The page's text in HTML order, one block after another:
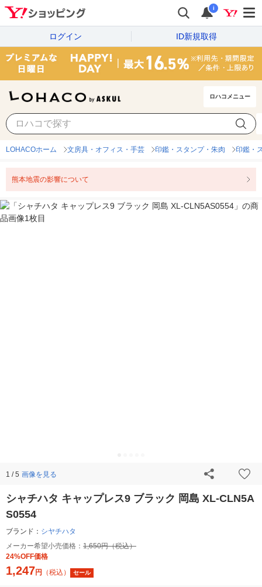
i
ログイン ID新規取得
ロハコメニュー
LOHACOホーム 文房具・オフィス・手芸 印鑑・スタンプ・朱肉 印鑑・
熊本地震の影響について
1 / 5 画像を見る
シャチハタ キャップレス9 ブラック 岡島 XL-CLN5A
S0554
ブランド： シヤチハタ
メーカー希望小売価格： 1,650円（税込）
24%OFF価格
1,247円 （税込） セール